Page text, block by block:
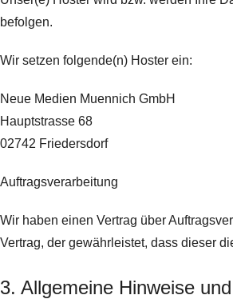
befolgen.
Wir setzen folgende(n) Hoster ein:
Neue Medien Muennich GmbH
Hauptstrasse 68
02742 Friedersdorf
Auftragsverarbeitung
Wir haben einen Vertrag über
Vertrag, der gewährleistet, dass dieser
3. Allgemeine Hinweise